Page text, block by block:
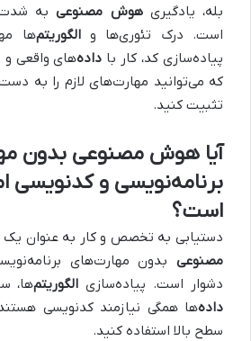
بله، یادگیریهوش مصنوعیبه شدت
است. درک تئوری‌ها والگوریتم‌ها
پیاده‌سازی کد، کار با داده‌های واقعی
که می‌توانید مهارت‌های لازم را به
تثبیت کنید.
آیا هوش مصنوعی بدون
برنامه‌نویسی و کدنویسی
است؟
دستیابی به تخصص و کار به عنوان یک
مصنوعی بدون مهارت‌های
دشوار است. پیاده‌سازی الگوریتم‌ها،
داده‌ها همگی نیازمند کدنویسی
سطح بالا استفاده کنید.